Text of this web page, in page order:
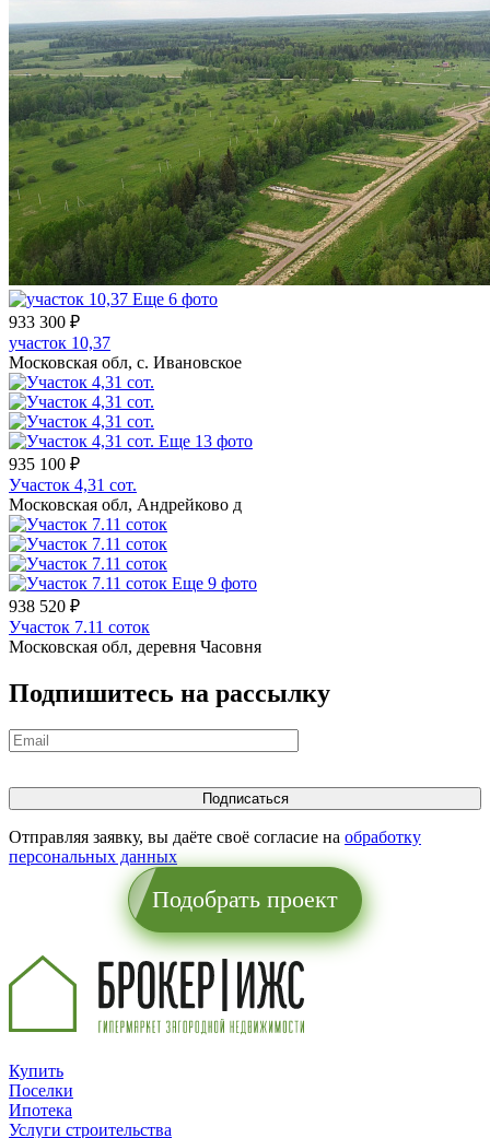
Еще 6 фото
933 300 ₽
участок 10,37
Московская обл, с. Ивановское
Еще 13 фото
935 100 ₽
Участок 4,31 сот.
Московская обл, Андрейково д
Еще 9 фото
938 520 ₽
Участок 7.11 соток
Московская обл, деревня Часовня
Подпишитесь на рассылку
Отправляя заявку, вы даёте своё согласие на обработку
персональных данных
Подобрать проект
Купить
Поселки
Ипотека
Услуги строительства